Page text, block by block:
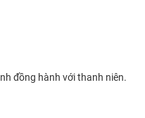
đồng hành với thanh niên.